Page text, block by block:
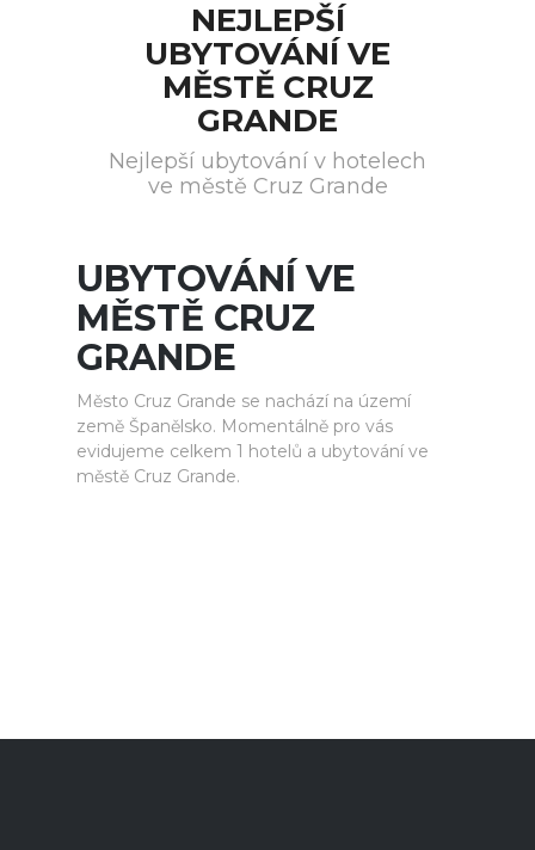
NEJLEPŠÍ
UBYTOVÁNÍ VE
MĚSTĚ CRUZ
GRANDE
Nejlepší ubytování v hotelech
ve městě Cruz Grande
UBYTOVÁNÍ VE
MĚSTĚ CRUZ
GRANDE
Město Cruz Grande se nachází na území
země Španělsko. Momentálně pro vás
evidujeme celkem 1 hotelů a ubytování ve
městě Cruz Grande.